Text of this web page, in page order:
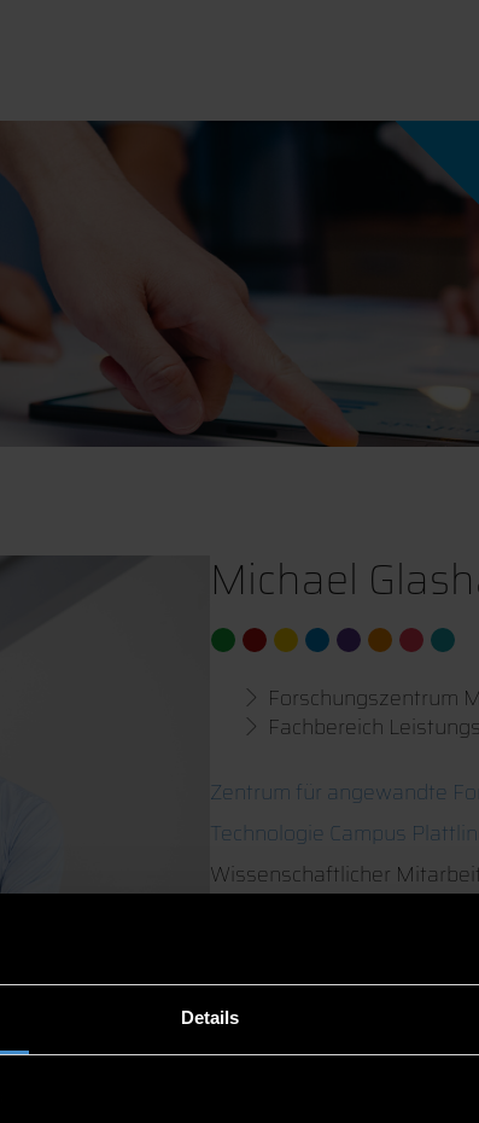
Details
Michael
Forschungszentrum
Fachbereich
Zentrum für angewandte
Technologie Campus
Wissenschaftlicher